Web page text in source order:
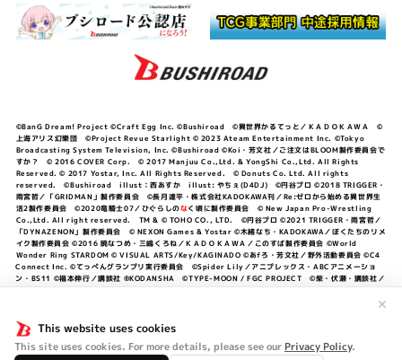
This website uses cookies
This site uses cookies. For more details, please see our Privacy Policy.
✕
©BanG Dream! Project ©Craft Egg Inc. ©Bushiroad ©異世界かるてっと／ＫＡＤＯＫＡＷＡ ©
上海アリス幻樂団 ©Project Revue Starlight © 2023 Ateam Entertainment Inc. ©Tokyo
Broadcasting System Television, Inc. ©Bushiroad ©Koi・芳文社／ご注文はBLOOM製作委員会で
すか？ © 2016 COVER Corp. © 2017 Manjuu Co.,Ltd. & YongShi Co.,Ltd. All Rights
Reserved. © 2017 Yostar, Inc. All Rights Reserved. © Donuts Co. Ltd. All rights
reserved. ©Bushiroad illust：西あすか illust: やちぇ(D4DJ) ©円谷プロ ©2018 TRIGGER・
雨宮哲／「GRIDMAN」製作委員会 ©長月達平・株式会社KADOKAWA刊／Re:ゼロから始める異世界生
活2製作委員会 ©2020竜騎士07／ひぐらしのなく頃に製作委員会 © New Japan Pro-Wrestling
Co.,Ltd. All right reserved. TM & © TOHO CO., LTD. ©円谷プロ ©2021 TRIGGER・雨宮哲／
「DYNAZENON」製作委員会 © NEXON Games & Yostar ©木緒なち・KADOKAWA／ぼくたちのリメ
イク製作委員会 ©2016 暁なつめ・三嶋くろね／ＫＡＤＯＫＡＷＡ／このすば製作委員会 ©World
Wonder Ring STARDOM © VISUAL ARTS/Key/KAGINADO ©あfろ・芳文社／野外活動委員会 ©C4
Connect Inc. ©てっぺんグランプリ実行委員会 ©Spider Lily／アニプレックス・ABCアニメーショ
ン・BS11 ©福本伸行／講談社 ®KODANSHA ©TYPE-MOON / FGC PROJECT ©柴・伏瀬・講談社／
©中村力斗・野澤ゆき子／集英社・君のことが大大大大大好きな製作委員会 ©IIS-P／ぽんのみち製作委
員会 ©円谷プロ ©2023 TRIGGER・雨宮哲／「劇場版グリッドマンユニバース」製作委員会 © NEXON
Games／アビドス商店街 ©プロジェクトラブライブ！蓮ノ空女学院スクールアイドルクラブ ©「勇気爆